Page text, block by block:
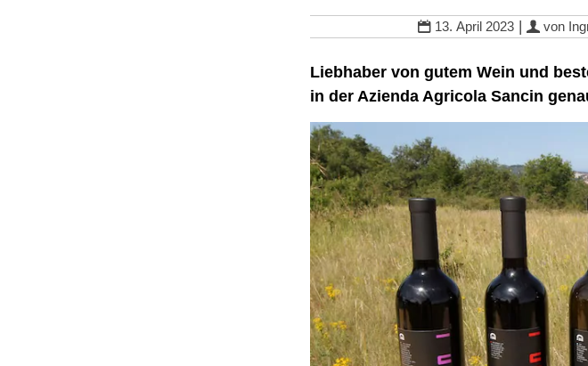
13. April 2023 | von
Liebhaber von gutem Wein und
in der Azienda Agricola Sancin